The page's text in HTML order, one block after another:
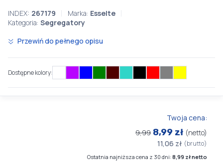
INDEX: 267179 Marka: Esselte
Kategoria: Segregatory
Przewiń do pełnego opisu
Dostępne kolory:
Twoja cena:
9,99 8,99 zł (netto)
11,06 zł (brutto)
Ostatnia najniższa cena z 30 dni:8,99 zł netto